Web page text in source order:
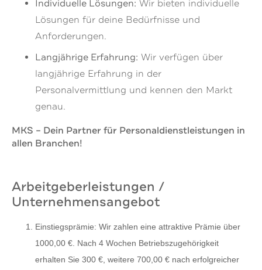
Individuelle Lösungen: Wir bieten individuelle
Lösungen für deine Bedürfnisse und
Anforderungen.
Langjährige Erfahrung: Wir verfügen über
langjährige Erfahrung in der
Personalvermittlung und kennen den Markt
genau.
MKS – Dein Partner für Personaldienstleistungen in
allen Branchen!
Arbeitgeberleistungen /
Unternehmensangebot
Einstiegsprämie: Wir zahlen eine attraktive Prämie über
1000,00 €. Nach 4 Wochen Betriebszugehörigkeit
erhalten Sie 300 €, weitere 700,00 € nach erfolgreicher